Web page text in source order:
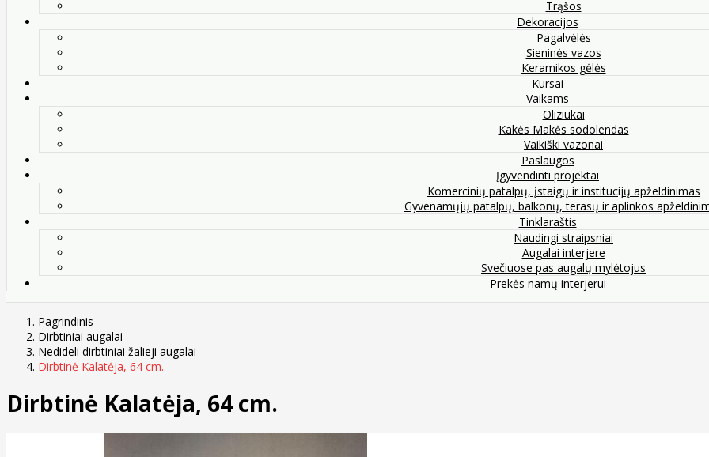
Trąšos
Dekoracijos
Pagalvėlės
Sieninės vazos
Keramikos gėlės
Kursai
Vaikams
Oliziukai
Kakės Makės sodolendas
Vaikiški vazonai
Paslaugos
Įgyvendinti projektai
Komercinių patalpų, įstaigų ir institucijų apželdinimas
Gyvenamųjų patalpų, balkonų, terasų ir aplinkos
Tinklaraštis
Naudingi straipsniai
Augalai interjere
Svečiuose pas augalų mylėtojus
Prekės namų interjerui
Pagrindinis
Dirbtiniai augalai
Nedideli dirbtiniai žalieji augalai
Dirbtinė Kalatėja, 64 cm.
Dirbtinė Kalatėja, 64 cm.